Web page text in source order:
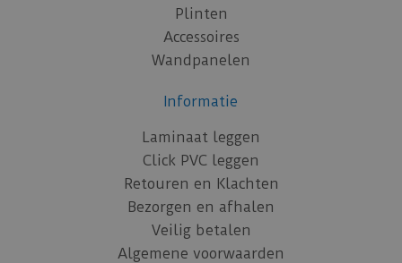
Plinten
Accessoires
Wandpanelen
Informatie
Laminaat leggen
Click PVC leggen
Retouren en Klachten
Bezorgen en afhalen
Veilig betalen
Algemene voorwaarden